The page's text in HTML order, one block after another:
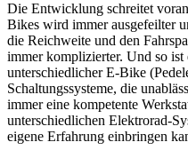
Die Entwicklung schreitet
Bikes wird immer ausgefeilter
die Reichweite und den
immer komplizierter. Und so ist
unterschiedlicher E-Bike
Schaltungssysteme, die
immer eine kompetente
unterschiedlichen Elektrorad-
eigene Erfahrung einbringen